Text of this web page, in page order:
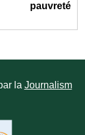
pauvreté
la Journalism